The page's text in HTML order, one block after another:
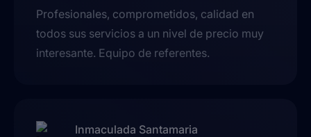
Profesionales, comprometidos, calidad en
todos sus servicios a un nivel de precio muy
interesante. Equipo de referentes.
Inmaculada Santamaria